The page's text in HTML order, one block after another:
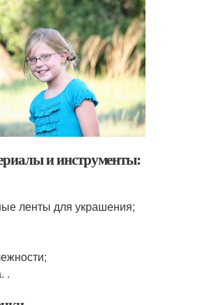
и инструменты:
ленты для украшения;
.